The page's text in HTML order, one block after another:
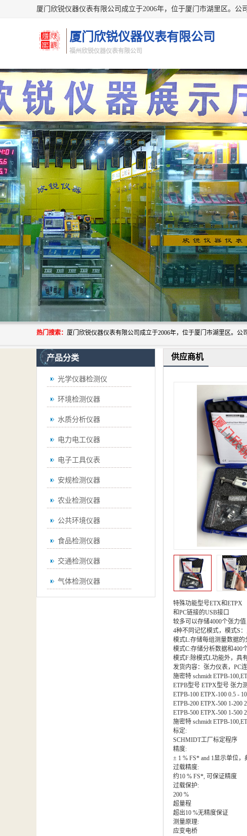
厦门欣锐仪器仪表有限公司
福州欣锐仪器仪表有限公司
热门搜索：
产品分类
光学仪器检测仪
环境检测仪器
水质分析仪器
电力电工仪器
电子工具仪表
安规检测仪器
农业检测仪器
公共环境仪器
食品检测仪器
交通检测仪器
气体检测仪器
供应商机
特殊功能型号ETX和ETPX
和PC链接的USB接口
较多可以存储4000个张力
4种不同记忆模式，模式S
模式L:存储每组测量数据的
模式C:存储分析数据和400
模式F:除模式L功能外，具
发货内容：张力仪表，PC
施密特 schmidt ETPB-
ETPB型号 ETPX型号 张力
ETPB-100 ETPX-100 0.5 -
ETPB-200 ETPX-500 1-200
ETPB-500 ETPX-500 1-500
施密特 schmidt ETPB-
标定:
SCHMIDT工厂标定程序
精度:
± 1 % FS* and 1显示单位
过载精度:
约10 % FS*, 可保证精度
过载保护:
200 %
超量程
超出10 %无精度保证
测量原理:
应变电桥